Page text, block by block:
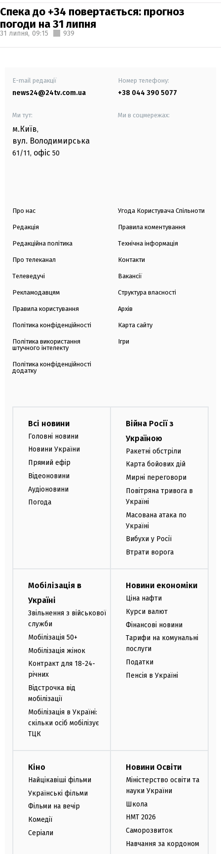
Спека до +34 повертається: прогноз
погоди на 31 липня
31 липня, 09:15 939
E-mail редакції
news24@24tv.com.ua
Номер телефону:
+38 044 390 5077
Ми тут:
м.Київ,
вул. Володимирська
61/11, офіс 50
Ми в соцмережах:
Про нас
Редакція
Редакційна політика
Про телеканал
Телеведучі
Рекламодавцям
Правила користування
Політика конфіденційності
Політика використання
штучного інтелекту
Політика конфіденційності
додатку
Угода Користувача Спільноти
Правила коментування
Технічна інформація
Контакти
Вакансії
Структура власності
Архів
Карта сайту
Ігри
Всі новини
Головні новини
Новини України
Прямий ефір
Відеоновини
Аудіоновини
Погода
Війна Росії з
Україною
Ракетні обстріли
Карта бойових дій
Мирні переговори
Повітряна тривога в
Україні
Масована атака по
Україні
Вибухи у Росії
Втрати ворога
Мобілізація в
Україні
Звільнення з військової
служби
Мобілізація 50+
Мобілізація жінок
Контракт для 18-24-
річних
Відстрочка від
мобілізації
Мобілізація в Україні:
скільки осіб мобілізує
ТЦК
Новини економіки
Ціна нафти
Курси валют
Фінансові новини
Тарифи на комунальні
послуги
Податки
Пенсія в Україні
Кіно
Найцікавіші фільми
Українські фільми
Фільми на вечір
Комедії
Серіали
Новини Освіти
Міністерство освіти та
науки України
Школа
НМТ 2026
Саморозвиток
Навчання за кордоном